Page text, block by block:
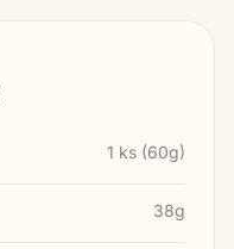
1 ks (60g)
38g